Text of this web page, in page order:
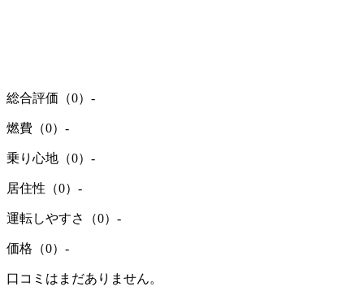
総合評価（0） -
燃費（0） -
乗り心地（0） -
居住性（0） -
運転しやすさ（0） -
価格（0） -
口コミはまだありません。